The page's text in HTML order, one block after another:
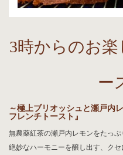
3時からのお
ー
～極上ブリオッシュと瀬戸内
フレンチトースト』
無農薬紅茶の瀬戸内レモンをたっ
絶妙なハーモニーを醸し出す、ク